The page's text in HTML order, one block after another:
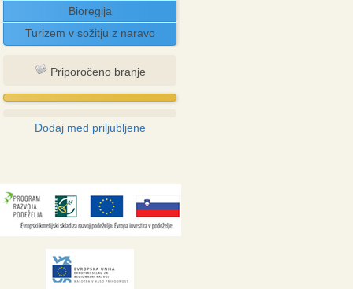
Bioregija
Turizem v sožitju z naravo
Priporočeno branje
Dodaj med priljubljene